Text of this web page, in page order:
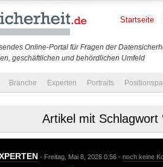
Online-Portal für Fragen der
geschäftlichen und behördlichen Umfeld
Startseite
Branche Experten Portraits
Artikel mit Schlagwort
- Freitag, Mai 8, 2026 0:56 - noch keine